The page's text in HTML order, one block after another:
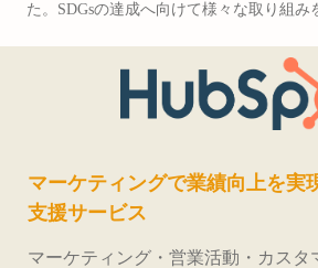
た。SDGsの達成へ向けて様々な取り組み
マーケティングで業績向上を実
支援サービス
マーケティング・営業活動・カスタ